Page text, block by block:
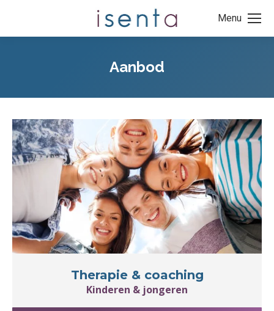
Menu
Aanbod
Therapie & coaching
Kinderen & jongeren